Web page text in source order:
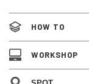
HOW TO
WORKSHOP